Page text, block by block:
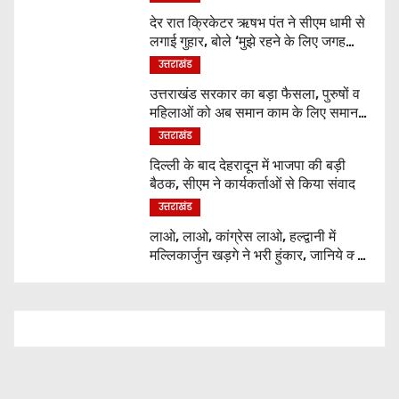
देर रात क्रिकेटर ऋषभ पंत ने सीएम धामी से
लगाई गुहार, बोले ‘मुझे रहने के लिए जगह
नहीं मिल रही’
उत्तराखंड
उत्तराखंड सरकार का बड़ा फैसला, पुरुषों व
महिलाओं को अब समान काम के लिए समान
वेतन
उत्तराखंड
दिल्ली के बाद देहरादून में भाजपा की बड़ी
बैठक, सीएम ने कार्यकर्ताओं से किया संवाद
उत्तराखंड
लाओ, लाओ, कांग्रेस लाओ, हल्द्वानी में
मल्लिकार्जुन खड़गे ने भरी हुंकार, जानिये क्या